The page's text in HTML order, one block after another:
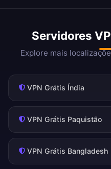
Servidores
Explore mais
VPN Grátis Índia
VPN Grátis Paquistão
VPN Grátis Bangladesh